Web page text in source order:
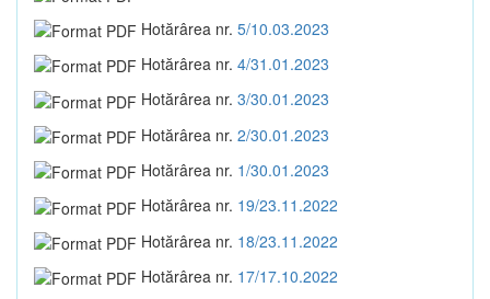
Hotărârea nr. 5/10.03.2023
Hotărârea nr. 4/31.01.2023
Hotărârea nr. 3/30.01.2023
Hotărârea nr. 2/30.01.2023
Hotărârea nr. 1/30.01.2023
Hotărârea nr. 19/23.11.2022
Hotărârea nr. 18/23.11.2022
Hotărârea nr. 17/17.10.2022